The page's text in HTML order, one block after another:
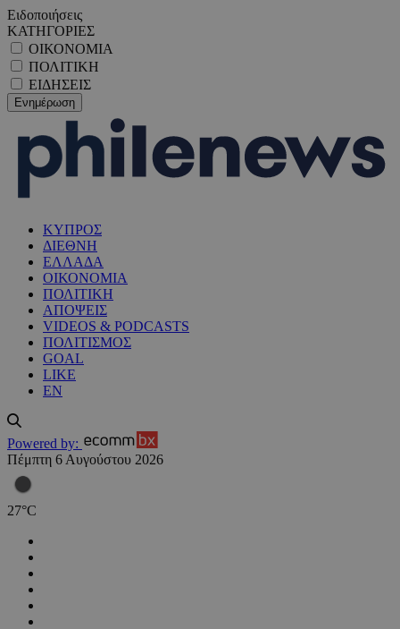
Ειδοποιήσεις
ΚΑΤΗΓΟΡΙΕΣ
ΟΙΚΟΝΟΜΙΑ
ΠΟΛΙΤΙΚΗ
ΕΙΔΗΣΕΙΣ
ΚΥΠΡΟΣ
ΔΙΕΘΝΗ
ΕΛΛΑΔΑ
ΟΙΚΟΝΟΜΙΑ
ΠΟΛΙΤΙΚΗ
ΑΠΟΨΕΙΣ
VIDEOS & PODCASTS
ΠΟΛΙΤΙΣΜΟΣ
GOAL
LIKE
EN
Powered by:
Πέμπτη 6 Αυγούστου 2026
27°C